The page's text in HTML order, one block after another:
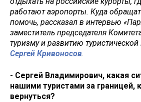
работают аэропорты. Куда
помочь, рассказал в интервью
заместитель председателя
туризму и развитию
Сергей Кривоносов.
- Сергей Владимирович, какая
нашими туристами за границей,
вернуться?